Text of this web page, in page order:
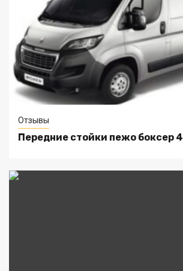
Отзывы
Передние стойки пежо боксер 4